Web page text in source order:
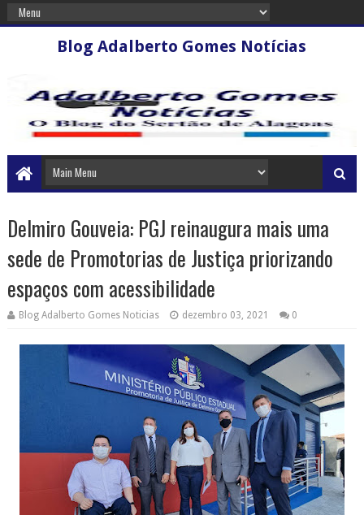
Blog Adalberto Gomes Notícias
Delmiro Gouveia: PGJ reinaugura mais uma
sede de Promotorias de Justiça priorizando
espaços com acessibilidade
Blog Adalberto Gomes Noticias dezembro 03, 2021 0